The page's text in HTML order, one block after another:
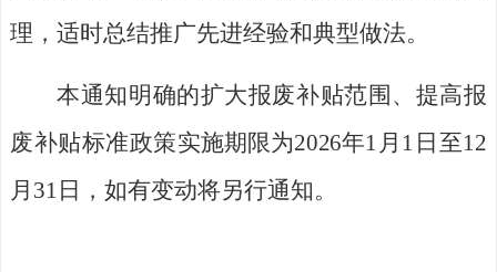
理，适时总结推广先进经验和典型做法。
本通知明确的扩大报废补贴范围、提高报
废补贴标准政策实施期限为2026年1 月 1 日至12
月 31 日，如有变动将另行通知。